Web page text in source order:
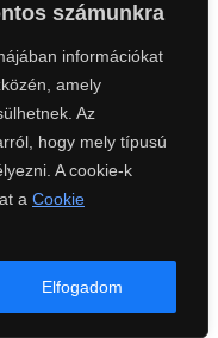
számunkra
információkat
amely
Az
hogy mely típusú
A cookie-k
a Cookie
Elfogadom